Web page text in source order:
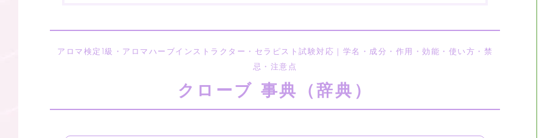
アロマ検定1級・アロマハーブインストラクター・セラピスト試験対応｜学名・成分・作用・効能・使い方・禁
忌・注意点
クローブ 事典（辞典）